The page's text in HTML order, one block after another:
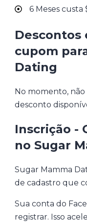
6 Meses custa
Descontos
cupom
Dating
No momento,
desconto
Inscrição -
no Sugar
Sugar Mamma
de cadastro que
Sua conta do
registrar. Isso